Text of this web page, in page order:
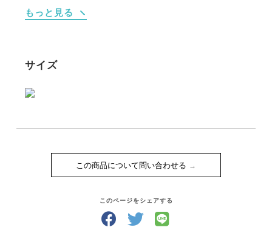
・プロテクター内部は前面に小さな穴を設けたエアロ
口から内部の熱を効果的に排出します。
ニング氏が設計アドバイザー。
・イタリア検査機関「RICO test」認証を取得。
もっと見る
サイズ
この商品について問い合わせる
このページをシェアする